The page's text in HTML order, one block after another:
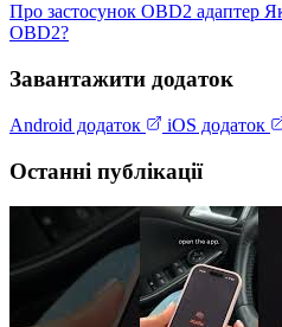
Про застосунок OBD2 адаптер
OBD2?
Завантажити додаток
Android додаток iOS додаток
Останні публікації